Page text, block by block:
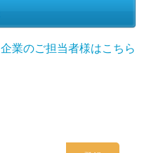
企業のご担当者様はこちら